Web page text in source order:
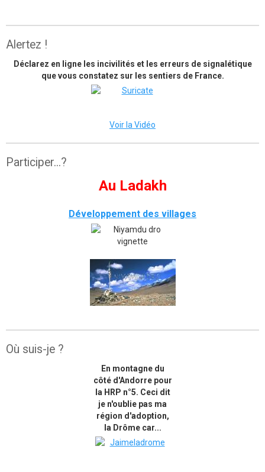
Alertez !
Déclarez en ligne les incivilités et les erreurs de signalétique
que vous constatez sur les sentiers de France.
Voir la Vidéo
Participer...?
Au Ladakh
Développement des villages
Où suis-je ?
En montagne du
côté d'Andorre pour
la HRP n°5. Ceci dit
je n'oublie pas ma
région d'adoption,
la Drôme car...